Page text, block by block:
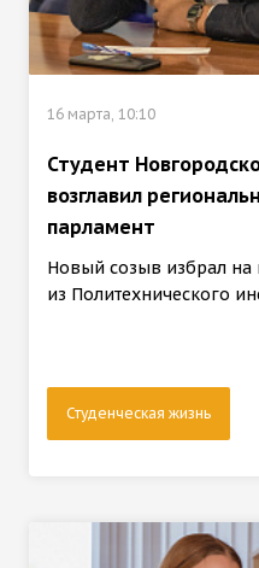
16 марта, 10:10
Студент
возглавил
парламент
Новый созыв избрал на
из Политехнического
Студенческая жизнь